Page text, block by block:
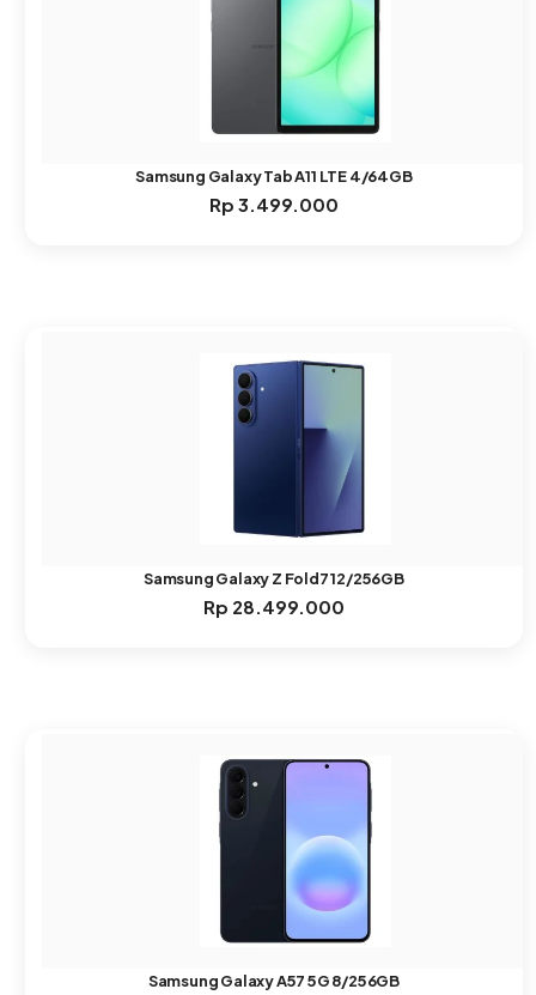
Samsung Galaxy Tab A11 LTE 4/64GB
Rp 3.499.000
Samsung Galaxy Z Fold7 12/256GB
Rp 28.499.000
Samsung Galaxy A57 5G 8/256GB